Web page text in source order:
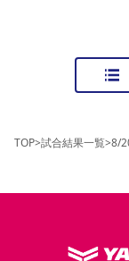
TOP>試合結果一覧>8/